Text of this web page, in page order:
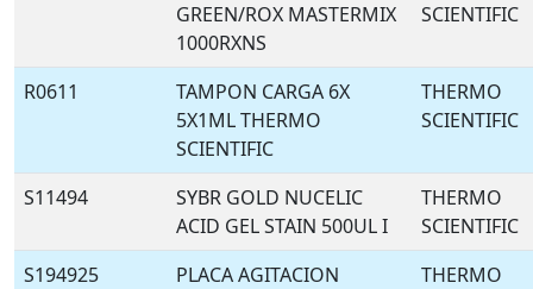
GREEN/ROX MASTERMIX
1000RXNS
SCIENTIFIC
R0611
TAMPON CARGA 6X
5X1ML THERMO
SCIENTIFIC
THERMO
SCIENTIFIC
S11494
SYBR GOLD NUCELIC
ACID GEL STAIN 500UL I
THERMO
SCIENTIFIC
S194925
PLACA AGITACION
THERMO